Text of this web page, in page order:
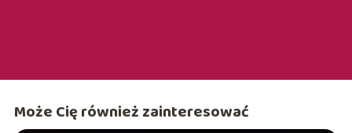
Może Cię również zainteresować